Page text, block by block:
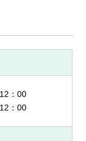
：00
：00